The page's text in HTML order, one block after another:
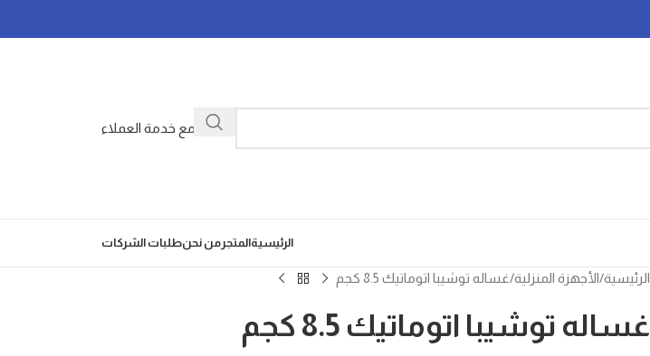
تواصل مع خدمة العملاء
الرئيسيةالمتجر من نحنطلبات الشركات
الرئيسية الأجهزة المنزلية غساله توشيبا اتوماتيك 8.5 كجم
غساله توشيبا اتوماتيك 8.5 كجم